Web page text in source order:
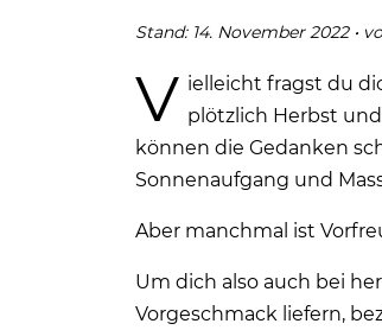
Stand: 14. November 2022•
V ielleicht fragst du
plötzlich Herbst
können die Gedanken
Sonnenaufgang und
Aber manchmal ist
Um dich also auch bei
Vorgeschmack liefern,